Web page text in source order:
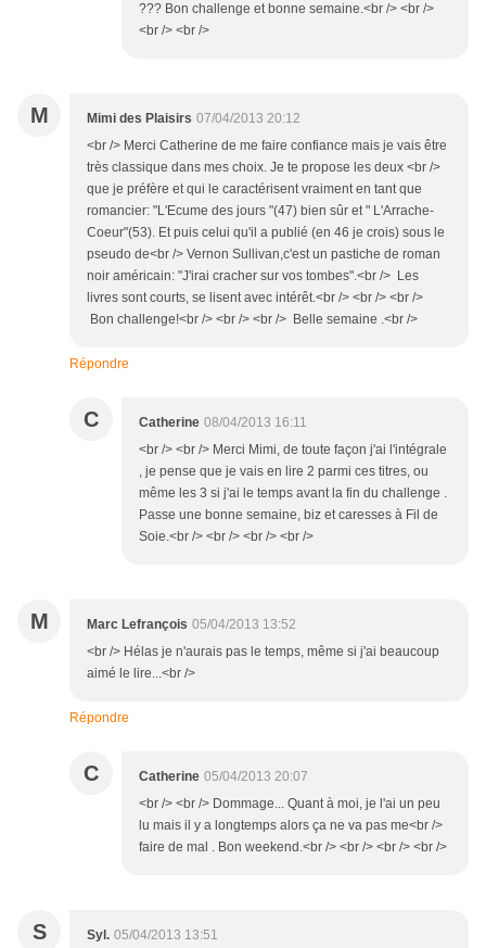
??? Bon challenge et bonne semaine.<br /> <br />
<br /> <br />
M Mimi des Plaisirs 07/04/2013 20:12
<br /> Merci Catherine de me faire confiance mais je vais être
très classique dans mes choix. Je te propose les deux <br />
que je préfère et qui le caractérisent vraiment en tant que
romancier: "L'Ecume des jours "(47) bien sûr et " L'Arrache-
Coeur"(53). Et puis celui qu'il a publié (en 46 je crois) sous le
pseudo de<br /> Vernon Sullivan,c'est un pastiche de roman
noir américain: "J'irai cracher sur vos tombes".<br /> Les
livres sont courts, se lisent avec intérêt.<br /> <br /> <br />
Bon challenge!<br /> <br /> <br /> Belle semaine .<br />
Répondre
C Catherine 08/04/2013 16:11
<br /> <br /> Merci Mimi, de toute façon j'ai l'intégrale
, je pense que je vais en lire 2 parmi ces titres, ou
même les 3 si j'ai le temps avant la fin du challenge .
Passe une bonne semaine, biz et caresses à Fil de
Soie.<br /> <br /> <br /> <br />
M Marc Lefrançois 05/04/2013 13:52
<br /> Hélas je n'aurais pas le temps, même si j'ai beaucoup
aimé le lire...<br />
Répondre
C Catherine 05/04/2013 20:07
<br /> <br /> Dommage... Quant à moi, je l'ai un peu
lu mais il y a longtemps alors ça ne va pas me<br />
faire de mal . Bon weekend.<br /> <br /> <br /> <br />
S Syl. 05/04/2013 13:51